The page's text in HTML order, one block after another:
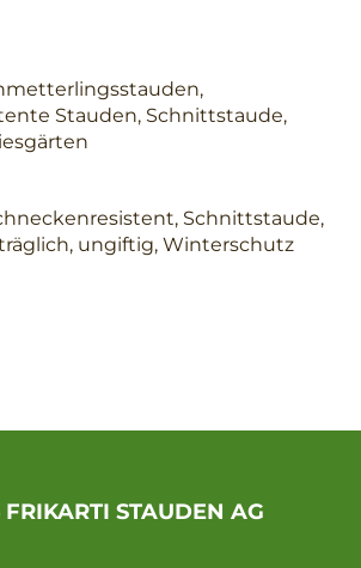
Stauden, Schnittstaude,
Schnittstaude,
ungiftig, Winterschutz
STAUDEN AG